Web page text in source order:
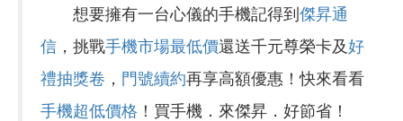
想要擁有一台心儀的手機記得到 傑昇通
信 ，挑戰手機市場最低價還送千元尊榮卡及好
禮抽獎卷 ， 門號續約再享高額優惠！快來看看
手機超低價格 ！買手機．來傑昇．好節省！